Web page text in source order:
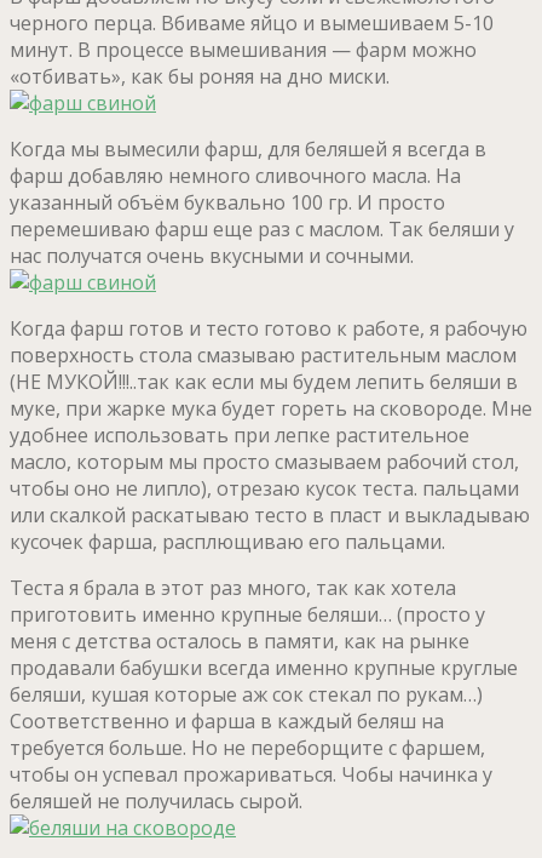
черного перца. Вбиваме яйцо и вымешиваем 5-10
минут. В процессе вымешивания — фарм можно
«отбивать», как бы роняя на дно миски.
Когда мы вымесили фарш, для беляшей я всегда в
фарш добавляю немного сливочного масла. На
указанный объём буквально 100 гр. И просто
перемешиваю фарш еще раз с маслом. Так беляши у
нас получатся очень вкусными и сочными.
Когда фарш готов и тесто готово к работе, я рабочую
поверхность стола смазываю растительным маслом
(НЕ МУКОЙ!!!..так как если мы будем лепить беляши в
муке, при жарке мука будет гореть на сковороде. Мне
удобнее использовать при лепке растительное
масло, которым мы просто смазываем рабочий стол,
чтобы оно не липло), отрезаю кусок теста. пальцами
или скалкой раскатываю тесто в пласт и выкладываю
кусочек фарша, расплющиваю его пальцами.
Теста я брала в этот раз много, так как хотела
приготовить именно крупные беляши… (просто у
меня с детства осталось в памяти, как на рынке
продавали бабушки всегда именно крупные круглые
беляши, кушая которые аж сок стекал по рукам…)
Соответственно и фарша в каждый беляш на
требуется больше. Но не переборщите с фаршем,
чтобы он успевал прожариваться. Чобы начинка у
беляшей не получилась сырой.